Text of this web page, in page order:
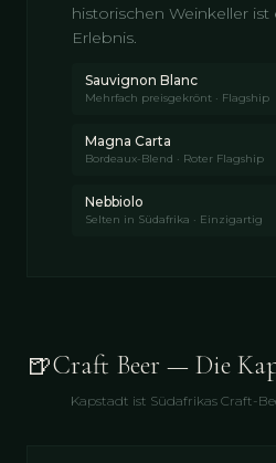
historischen Weinkeller
Erlebnis.
Sauvignon Blanc
Mehrfach preisgekrönt · Flagship
Magna Carta
Bordeaux-Blend · Roter Flagship
Nebbiolo
Selten in Südafrika · Einzigartig
🍺Craft Beer — Die
Kapstadt ist Südafrikas Craft-